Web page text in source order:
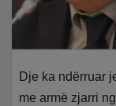
Dje ka ndërruar
me armë zjarri